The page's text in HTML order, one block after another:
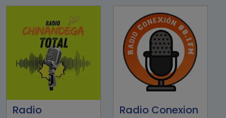
Radio
Radio Conexion